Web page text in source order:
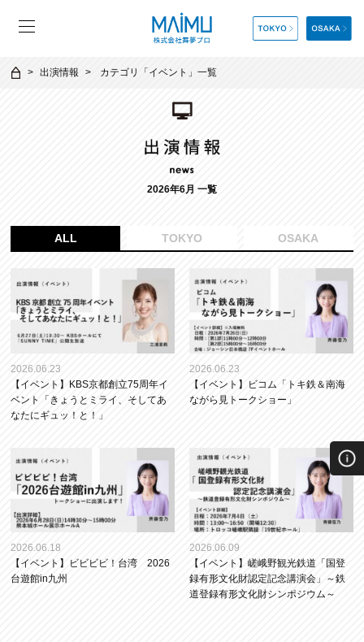
出演情報 カテゴリ「 イベント 」一覧
2026年6月 一覧
ALL TOKYO OSAKA
2026.06.23
【イベント】KBS京都創立75周年イ
ベント「きょうとミライ、そしてあ
なたにギュッ！と！」
2026.06.23
【イベント】ビコム「トキ鉄＆南海
ながら見トークショー」
2026.06.18
【イベント】ビビビビ！台湾 2026
台遊館in九州
2026.06.09
【イベント】嵯峨野観光鉄道「国登
録有形文化財認定記念講演会」～鉄
道登録有形文化財シンポジウム～